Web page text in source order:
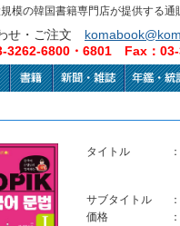
模の韓国書籍専門店が提供する
せ・ご注文
3262-6800・6801 Fax：
タイトル ：
サブタイトル
：
価格
：